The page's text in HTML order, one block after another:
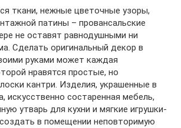
ткани, нежные цветочные узоры,
патины – провансальские
не оставят равнодушными ни
Сделать оригинальный декор в
руками может каждая
нравятся простые, но
кантри. Изделия, украшенные в
искусственно состаренная мебель,
утварь для кухни и мягкие игрушки-
в помещении неповторимую